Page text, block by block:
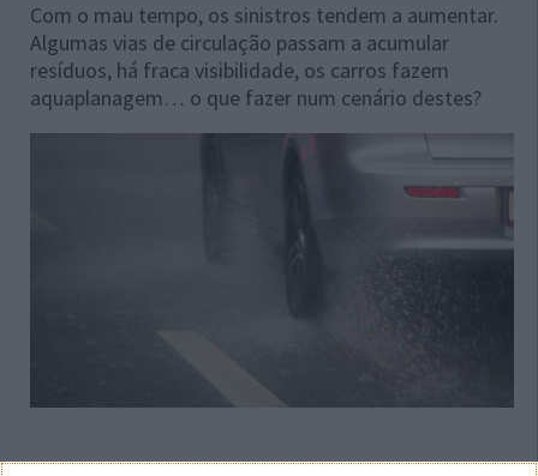
Com o mau tempo, os sinistros tendem a aumentar.
Algumas vias de circulação passam a acumular
resíduos, há fraca visibilidade, os carros fazem
aquaplanagem… o que fazer num cenário destes?